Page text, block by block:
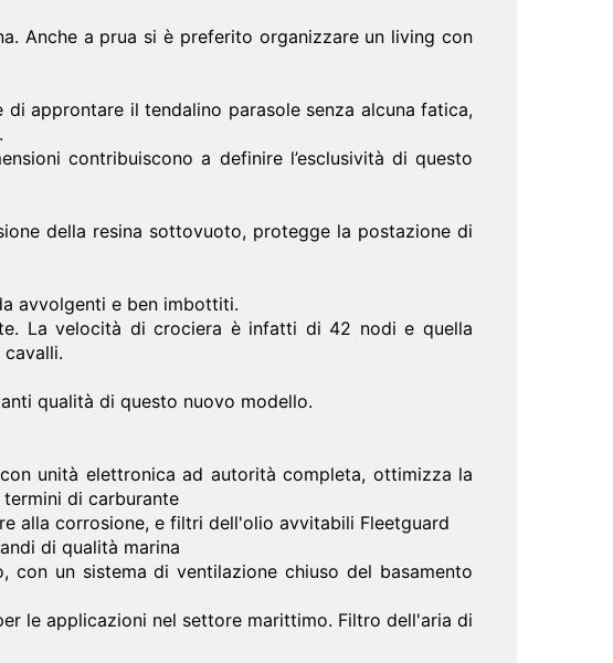
Anche a prua si è preferito organizzare un living con
approntare il tendalino parasole senza alcuna fatica,
contribuiscono a definire l’esclusività di questo
della resina sottovuoto, protegge la postazione di
avvolgenti e ben imbottiti.
La velocità di crociera è infatti di 42 nodi e quella
cavalli.
qualità di questo nuovo modello.
unità elettronica ad autorità completa, ottimizza la
di carburante
alla corrosione, e filtri dell'olio avvitabili Fleetguard
di qualità marina
un sistema di ventilazione chiuso del basamento
le applicazioni nel settore marittimo. Filtro dell'aria di